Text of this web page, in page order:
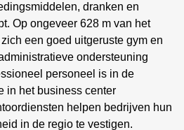
dranken en
Op ongeveer 628 m van het
een goed uitgeruste gym en
ondersteuning
personeel is in de
in het business center
helpen bedrijven hun
in de regio te vestigen.